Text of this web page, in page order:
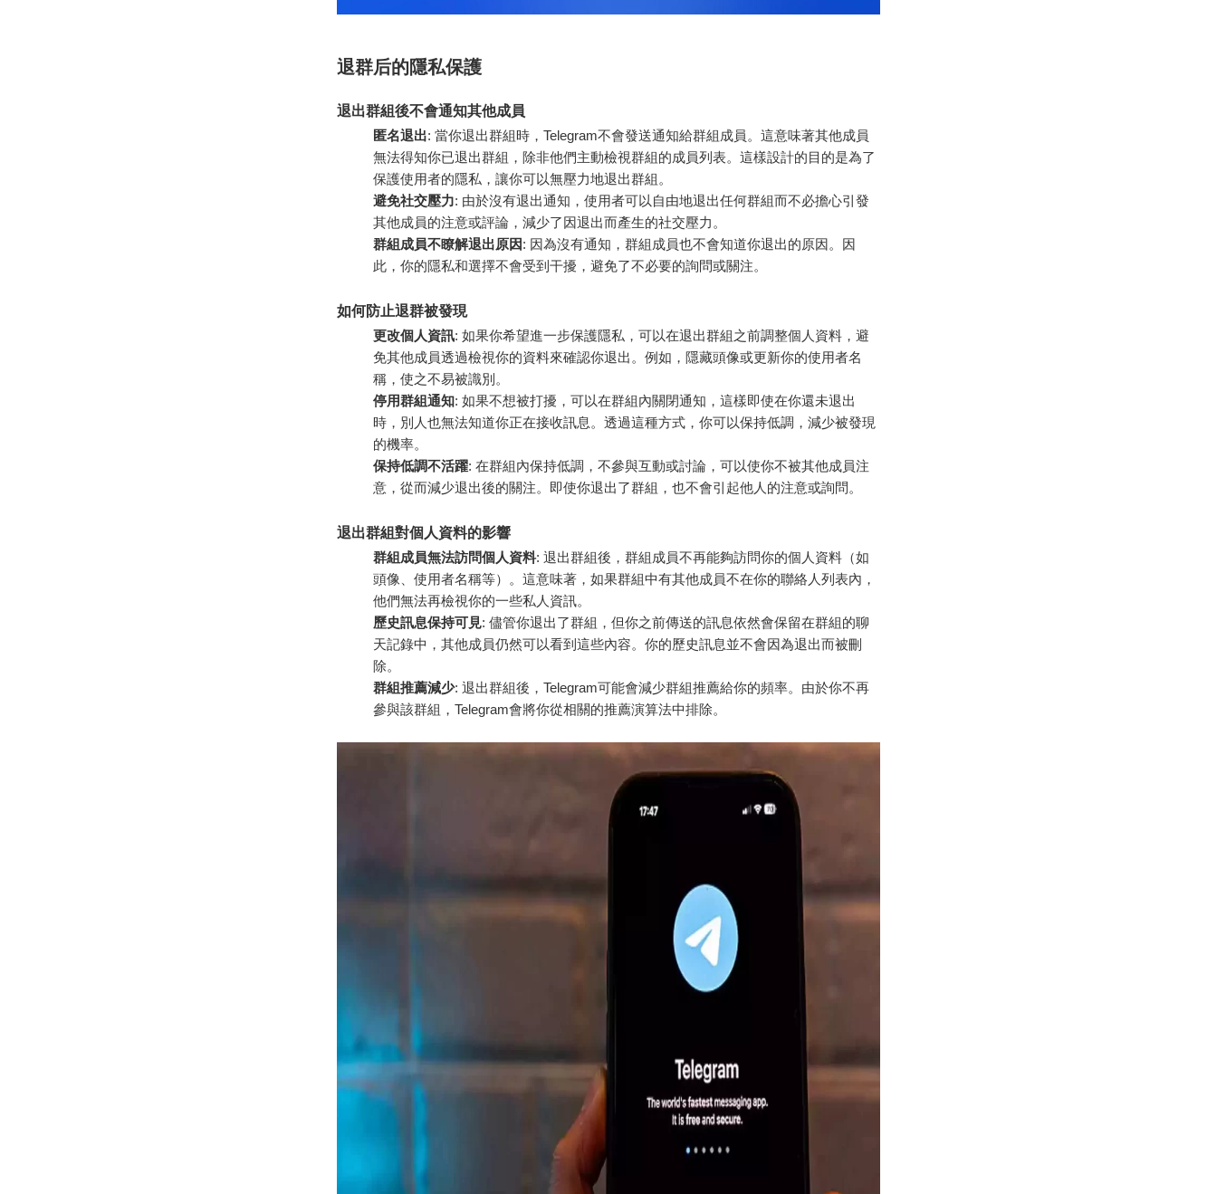
退群后的隱私保護
退出群組後不會通知其他成員
匿名退出: 當你退出群組時，Telegram不會發送通知給群組成員。這意味著其他成員
無法得知你已退出群組，除非他們主動檢視群組的成員列表。這樣設計的目的是為了
保護使用者的隱私，讓你可以無壓力地退出群組。
避免社交壓力: 由於沒有退出通知，使用者可以自由地退出任何群組而不必擔心引發
其他成員的注意或評論，減少了因退出而產生的社交壓力。
群組成員不瞭解退出原因: 因為沒有通知，群組成員也不會知道你退出的原因。因
此，你的隱私和選擇不會受到干擾，避免了不必要的詢問或關注。
如何防止退群被發現
更改個人資訊: 如果你希望進一步保護隱私，可以在退出群組之前調整個人資料，避
免其他成員透過檢視你的資料來確認你退出。例如，隱藏頭像或更新你的使用者名
稱，使之不易被識別。
停用群組通知: 如果不想被打擾，可以在群組內關閉通知，這樣即使在你還未退出
時，別人也無法知道你正在接收訊息。透過這種方式，你可以保持低調，減少被發現
的機率。
保持低調不活躍: 在群組內保持低調，不參與互動或討論，可以使你不被其他成員注
意，從而減少退出後的關注。即使你退出了群組，也不會引起他人的注意或詢問。
退出群組對個人資料的影響
群組成員無法訪問個人資料: 退出群組後，群組成員不再能夠訪問你的個人資料（如
頭像、使用者名稱等）。這意味著，如果群組中有其他成員不在你的聯絡人列表內，
他們無法再檢視你的一些私人資訊。
歷史訊息保持可見: 儘管你退出了群組，但你之前傳送的訊息依然會保留在群組的聊
天記錄中，其他成員仍然可以看到這些內容。你的歷史訊息並不會因為退出而被刪
除。
群組推薦減少: 退出群組後，Telegram可能會減少群組推薦給你的頻率。由於你不再
參與該群組，Telegram會將你從相關的推薦演算法中排除。